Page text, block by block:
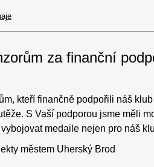
za finanční
kteří finančně podpořili náš
S Vaší podporou jsme měli
medaile nejen pro náš
městem Uherský Brod